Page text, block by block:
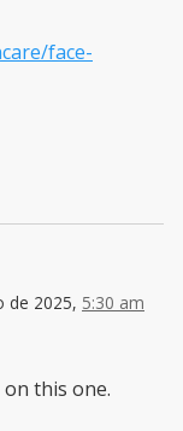
face-
de 2025, 5:30 am
this one.